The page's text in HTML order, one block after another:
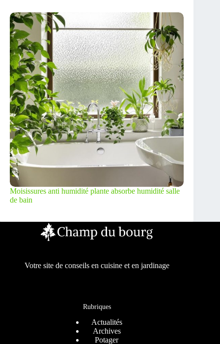
Moisissures anti humidité plante absorbe humidité salle
de bain
Votre site de conseils en cuisine et en jardinage
Rubriques
Actualités
Archives
Potager